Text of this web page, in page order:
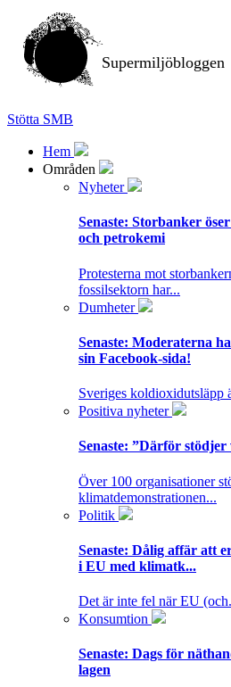
Supermiljöbloggen
Stötta SMB
Hem
Områden
Nyheter
Senaste: Storbanker
och petrokemi
Protesterna mot
fossilsektorn har...
Dumheter
Senaste: Moderaterna
sin Facebook-sida!
Sveriges koldioxidutsläpp
Positiva nyheter
Senaste: ”Därför stödjer
Över 100 organisationer
klimatdemonstrationen...
Politik
Senaste: Dålig affär att
i EU med klimatk...
Det är inte fel när EU
Konsumtion
Senaste: Dags för
lagen